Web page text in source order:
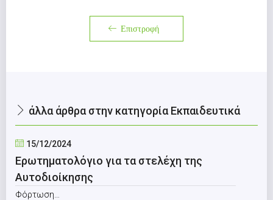
Επιστροφή
άλλα άρθρα στην κατηγορία Εκπαιδευτικά
15/12/2024
Ερωτηματολόγιο για τα στελέχη της
Αυτοδιοίκησης
Φόρτωση…